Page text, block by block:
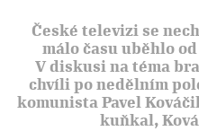
České televizi se
málo času uběhlo
V diskusi na téma
chvíli po nedělním
komunista Pavel
kuňkal,